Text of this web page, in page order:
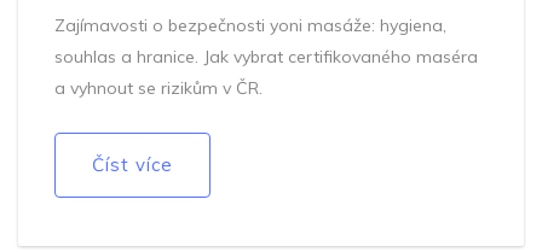
Zajímavosti o bezpečnosti yoni masáže: hygiena,
souhlas a hranice. Jak vybrat certifikovaného maséra
a vyhnout se rizikům v ČR.
Číst více